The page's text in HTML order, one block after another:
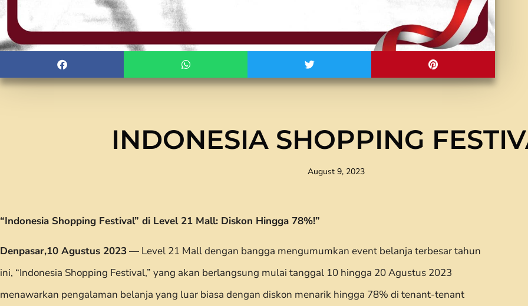
INDONESIA SHOPPING
August 9, 2023
“Indonesia Shopping Festival” di Level 21 Mall: Diskon Hingga 78%!”
Denpasar,10 Agustus 2023— Level 21 Mall dengan bangga mengumumkan event belanja terbesar tahun
ini, “Indonesia Shopping Festival,” yang akan berlangsung mulai tanggal 10 hingga 20 Agustus 2023
menawarkan pengalaman belanja yang luar biasa dengan diskon menarik hingga 78% di tenant-tenant